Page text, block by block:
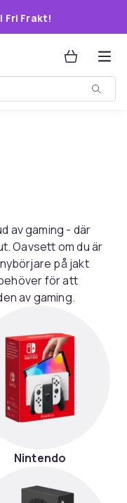
Fri Frakt!
av gaming - där
Oavsett om du är
på jakt
för att
av gaming.
Nintendo